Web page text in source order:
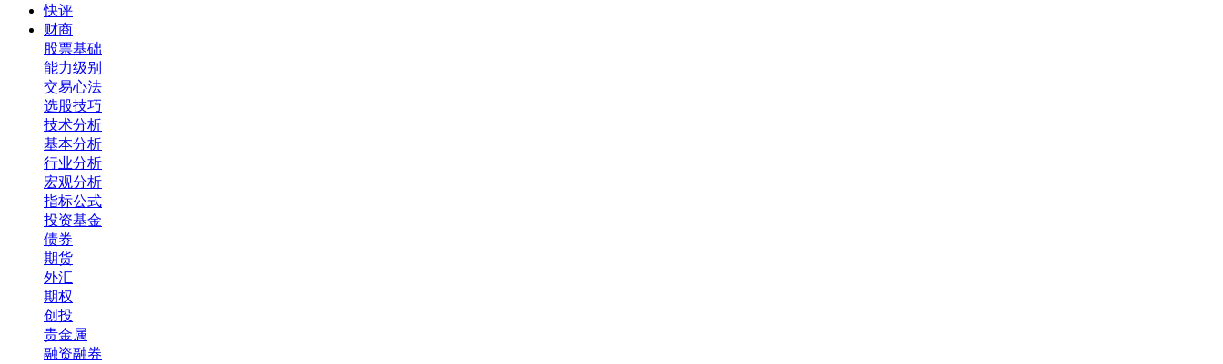
快评
财商
股票基础
能力级别
交易心法
选股技巧
技术分析
基本分析
行业分析
宏观分析
指标公式
投资基金
债券
期货
外汇
期权
创投
贵金属
融资融券